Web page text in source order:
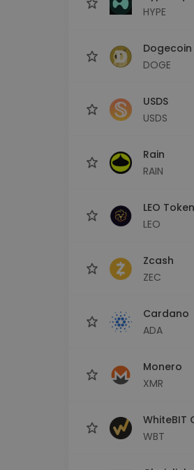
HYPE
Dogecoin
DOGE
USDS
USDS
Rain
RAIN
LEO Token
LEO
Zcash
ZEC
Cardano
ADA
Monero
XMR
WhiteBIT
WBT